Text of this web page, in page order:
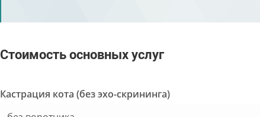
Стоимость основных услуг
Кастрация кота (без эхо-скрининга)